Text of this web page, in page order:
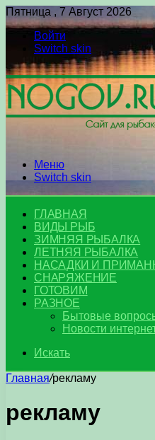
Пятница , 7 Август 2026
Войти
Switch skin
Меню
Switch skin
ГЛАВНАЯ
ВИДЫ РЫБ
ЗИМНЯЯ РЫБАЛКА
ЛЕТНЯЯ РЫБАЛКА
НАСАДКИ И
СНАРЯЖЕНИЕ
ГОТОВИМ
РАЗНОЕ
Бытовые
Новости
Искать
Главная/рекламу
рекламу